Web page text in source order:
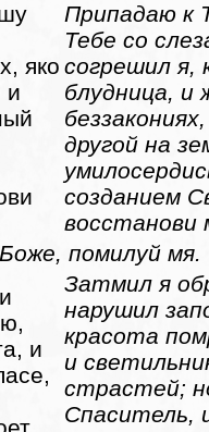
яко
и
Припадаю к
Тебе со
согрешил я,
блудница, и
другой на
созданием
восстанови
помилуй мя.
и
Затмил я
нарушил
красота
и
страстей;
Спаситель,